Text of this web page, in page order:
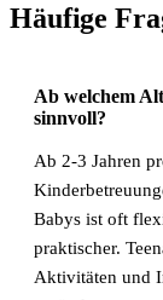
Häufige
Ab welchem
sinnvoll?
Ab 2-3 Jahren
Babys ist oft
praktischer.
Aktivitäten und